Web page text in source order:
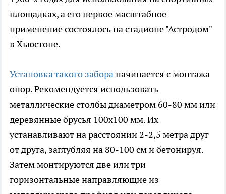
площадках, а его первое масштабное
применение состоялось на стадионе "Астродом"
в Хьюстоне.
Установка такого забораначинается с монтажа
опор. Рекомендуется использовать
металлические столбы диаметром 60-80 мм или
деревянные брусья 100x100 мм. Их
устанавливают на расстоянии 2-2,5 метра друг
от друга, заглубляя на 80-100 см и бетонируя.
Затем монтируются две или три
горизонтальные направляющие из